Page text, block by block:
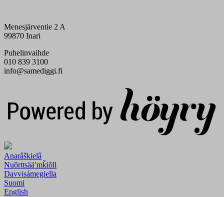
Menesjärventie 2 A
99870 Inari
Puhelinvaihde
010 839 3100
info@samediggi.fi
Anarâškielâ
Nuõrttsääʹmǩiõll
Davvisámegiella
Suomi
English